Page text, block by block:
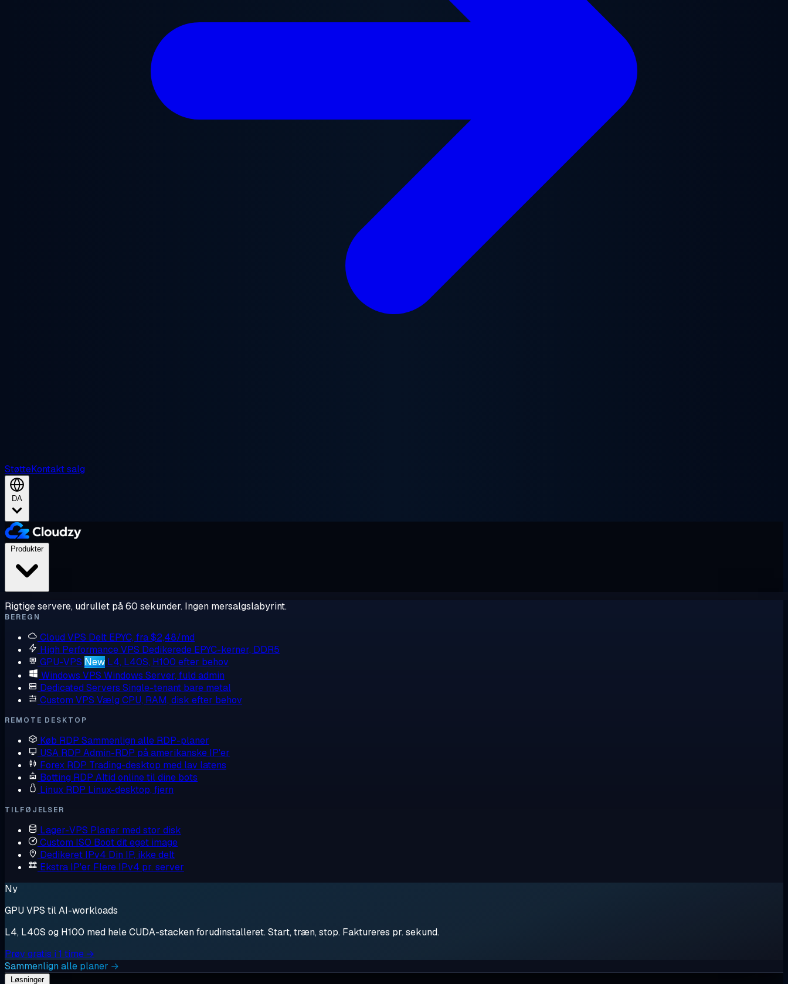
StøtteKontakt salg
DA
Produkter
Rigtige servere, udrullet på 60 sekunder. Ingen mersalgslabyrint.
BEREGN
Cloud VPS Delt EPYC, fra $2,48/md
High Performance VPS Dedikerede EPYC-kerner, DDR5
GPU-VPS New L4, L40S, H100 efter behov
Windows VPS Windows Server, fuld admin
Dedicated Servers Single-tenant bare metal
Custom VPS Vælg CPU, RAM, disk efter behov
REMOTE DESKTOP
Køb RDP Sammenlign alle RDP-planer
USA RDP Admin-RDP på amerikanske IP'er
Forex RDP Trading-desktop med lav latens
Botting RDP Altid online til dine bots
Linux RDP Linux-desktop, fjern
TILFØJELSER
Lager-VPS Planer med stor disk
Custom ISO Boot dit eget image
Dedikeret IPv4 Din IP, ikke delt
Ekstra IP'er Flere IPv4 pr. server
Ny
GPU VPS til AI-workloads
L4, L40S og H100 med hele CUDA-stacken forudinstalleret. Start, træn, stop. Faktureres pr. sekund.
Prøv gratis i 1 time →
Sammenlign alle planer →
Løsninger